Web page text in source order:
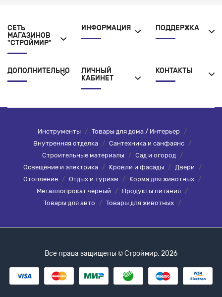
СЕТЬ
МАГАЗИНОВ
"СТРОЙМИР"
ИНФОРМАЦИЯ ПОДДЕРЖКА
ДОПОЛНИТЕЛЬНО
ЛИЧНЫЙ
КАБИНЕТ
КОНТАКТЫ
Инструменты / Товары для дома / Интерьер /
Внутренняя отделка / Сантехника и санфаянс /
Строительные материалы
/ Сад и огород
/
Освещение и электрика
/ Кровли и фасады / Двери
/
Отопление / Отдых и туризм / Корма для животных /
Металлопрокат чёрный
/ Продукты питания /
Товары для авто
/ Товары для животных /
Все права защищены © Строймир, 2026